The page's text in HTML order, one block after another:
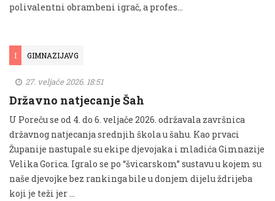
polivalentni obrambeni igrač, a profes...
I GIMNAZIJAVG
27. veljače 2026. 18:51
Državno natjecanje Šah
U Poreču se od 4. do 6. veljače 2026. održavala završnica
državnog natjecanja srednjih škola u šahu. Kao prvaci
Županije nastupale su ekipe djevojaka i mladića Gimnazije
Velika Gorica. Igralo se po “švicarskom” sustavu u kojem su
naše djevojke bez rankinga bile u donjem dijelu ždrijeba
koji je teži jer …